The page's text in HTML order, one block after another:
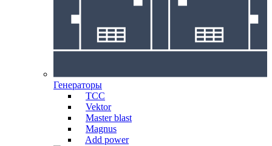
Генераторы
ТСС
Vektor
Master blast
Magnus
Add power